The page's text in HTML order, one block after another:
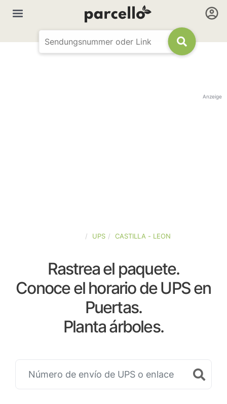
Anzeige
UPS CASTILLA - LEON
Rastrea el paquete.
Conoce el horario de UPS en
Puertas.
Planta árboles.